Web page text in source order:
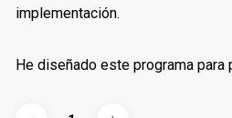
implementación.
He diseñado este programa para